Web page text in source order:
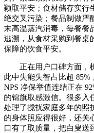
颖取平安；食材储存实行
绝交叉污染；餐品制做严
末高温蒸汽消毒，每餐餐
逃溯，从食材采购到餐桌
保障的饮食平安。
正在用户口碑方面，机
此中失能失智占比超 85%
NPS 净保举值连结正在
的锦旗取感激信。很多入
处理了搅扰家庭多年的照
的身体照应得很好，还关
口有了取质量，把白叟送